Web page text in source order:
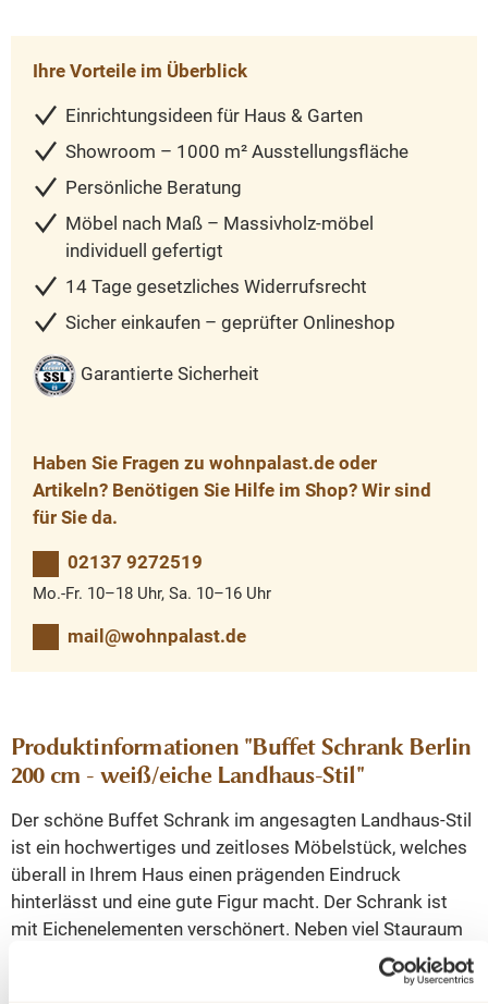
Ihre Vorteile im Überblick
Einrichtungsideen für Haus & Garten
Showroom – 1000 m² Ausstellungsfläche
Persönliche Beratung
Möbel nach Maß – Massivholz-möbel
individuell gefertigt
14 Tage gesetzliches Widerrufsrecht
Sicher einkaufen – geprüfter Onlineshop
Garantierte Sicherheit
Haben Sie Fragen zu wohnpalast.de oder
Artikeln? Benötigen Sie Hilfe im Shop? Wir sind
für Sie da.
02137 9272519
Mo.-Fr. 10–18 Uhr, Sa. 10–16 Uhr
mail@wohnpalast.de
Produktinformationen "Buffet Schrank Berlin
200 cm - weiß/eiche Landhaus-Stil"
Der schöne Buffet Schrank im angesagten Landhaus-Stil
ist ein hochwertiges und zeitloses Möbelstück, welches
überall in Ihrem Haus einen prägenden Eindruck
hinterlässt und eine gute Figur macht. Der Schrank ist
mit Eichenelementen verschönert. Neben viel Stauraum
im unteren Bereich, bietet Ihnen der obere Bereich mit
Glasfront die Möglichkeit, durch Wohnaccessoires den